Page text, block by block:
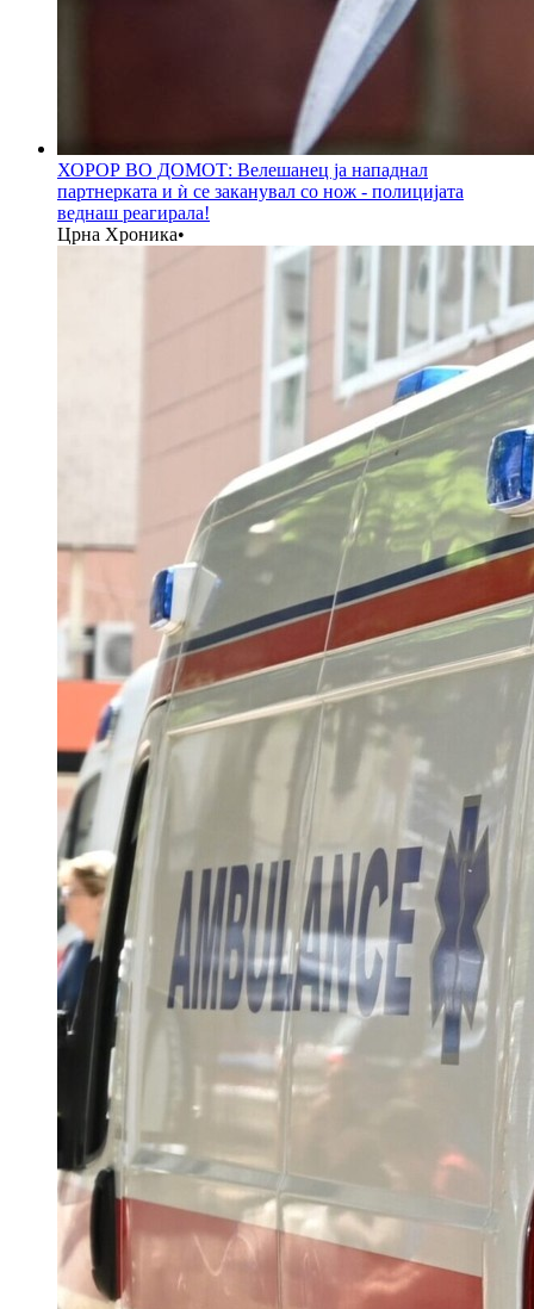
ХОРОР ВО ДОМОТ: Велешанец ја нападнал
партнерката и ѝ се заканувал со нож - полицијата
веднаш реагирала!
Црна Хроника•